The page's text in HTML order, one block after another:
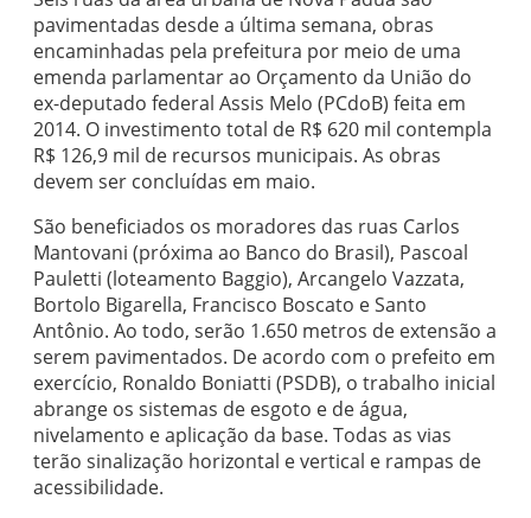
pavimentadas desde a última semana, obras
encaminhadas pela prefeitura por meio de uma
emenda parlamentar ao Orçamento da União do
ex-deputado federal Assis Melo (PCdoB) feita em
2014. O investimento total de R$ 620 mil contempla
R$ 126,9 mil de recursos municipais. As obras
devem ser concluídas em maio.
São beneficiados os moradores das ruas Carlos
Mantovani (próxima ao Banco do Brasil), Pascoal
Pauletti (loteamento Baggio), Arcangelo Vazzata,
Bortolo Bigarella, Francisco Boscato e Santo
Antônio. Ao todo, serão 1.650 metros de extensão a
serem pavimentados. De acordo com o prefeito em
exercício, Ronaldo Boniatti (PSDB), o trabalho inicial
abrange os sistemas de esgoto e de água,
nivelamento e aplicação da base. Todas as vias
terão sinalização horizontal e vertical e rampas de
acessibilidade.